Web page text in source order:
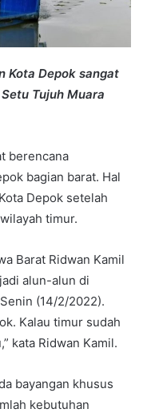
Kota Depok sangat
Tujuh Muara
berencana
bagian barat. Hal
Depok setelah
timur.
Barat Ridwan Kamil
alun-alun di
(14/2/2022).
Kalau timur sudah
kata Ridwan Kamil.
bayangan khusus
kebutuhan